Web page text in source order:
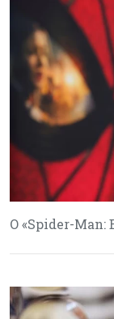
Ο «Spider-Man: